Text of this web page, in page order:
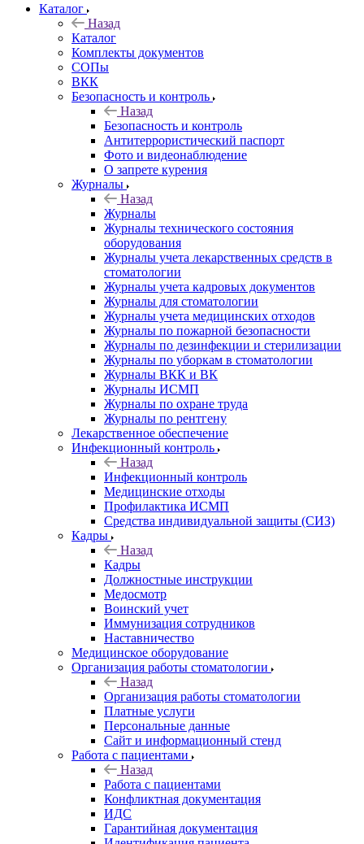
Каталог
Назад
Каталог
Комплекты документов
СОПы
ВКК
Безопасность и контроль
Назад
Безопасность и контроль
Антитеррористический паспорт
Фото и видеонаблюдение
О запрете курения
Журналы
Назад
Журналы
Журналы технического состояния
оборудования
Журналы учета лекарственных средств в
стоматологии
Журналы учета кадровых документов
Журналы для стоматологии
Журналы учета медицинских отходов
Журналы по пожарной безопасности
Журналы по дезинфекции и стерилизации
Журналы по уборкам в стоматологии
Журналы ВКК и ВК
Журналы ИСМП
Журналы по охране труда
Журналы по рентгену
Лекарственное обеспечение
Инфекционный контроль
Назад
Инфекционный контроль
Медицинские отходы
Профилактика ИСМП
Средства индивидуальной защиты (СИЗ)
Кадры
Назад
Кадры
Должностные инструкции
Медосмотр
Воинский учет
Иммунизация сотрудников
Наставничество
Медицинское оборудование
Организация работы стоматологии
Назад
Организация работы стоматологии
Платные услуги
Персональные данные
Сайт и информационный стенд
Работа с пациентами
Назад
Работа с пациентами
Конфликтная документация
ИДС
Гарантийная документация